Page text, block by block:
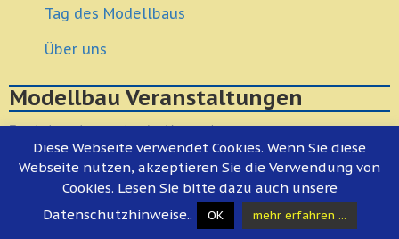
Tag des Modellbaus
Über uns
Modellbau Veranstaltungen
Es gibt keine bevorstehenden Veranstaltungen.
Kalender anzeigen
Diese Webseite verwendet Cookies. Wenn Sie diese
Webseite nutzen, akzeptieren Sie die Verwendung von
Cookies. Lesen Sie bitte dazu auch unsere
Datenschutzhinweise..
OK mehr erfahren ...